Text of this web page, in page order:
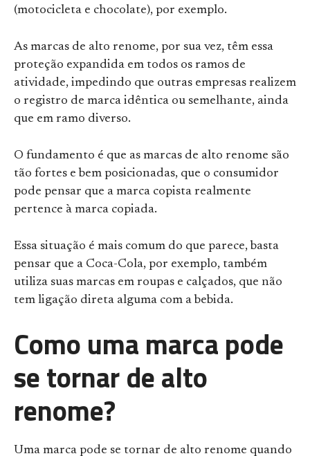
(motocicleta e chocolate), por exemplo.
As marcas de alto renome, por sua vez, têm essa
proteção expandida em todos os ramos de
atividade, impedindo que outras empresas realizem
o registro de marca idêntica ou semelhante, ainda
que em ramo diverso.
O fundamento é que as marcas de alto renome são
tão fortes e bem posicionadas, que o consumidor
pode pensar que a marca copista realmente
pertence à marca copiada.
Essa situação é mais comum do que parece, basta
pensar que a Coca-Cola, por exemplo, também
utiliza suas marcas em roupas e calçados, que não
tem ligação direta alguma com a bebida.
Como uma marca pode
se tornar de alto
renome?
Uma marca pode se tornar de alto renome quando